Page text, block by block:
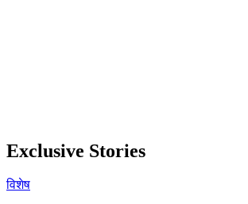
Exclusive Stories
विशेष